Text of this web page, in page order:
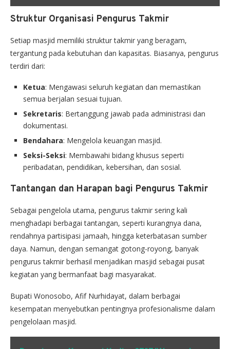
Struktur Organisasi Pengurus Takmir
Setiap masjid memiliki struktur takmir yang beragam,
tergantung pada kebutuhan dan kapasitas. Biasanya, pengurus
terdiri dari:
Ketua: Mengawasi seluruh kegiatan dan memastikan
semua berjalan sesuai tujuan.
Sekretaris: Bertanggung jawab pada administrasi dan
dokumentasi.
Bendahara: Mengelola keuangan masjid.
Seksi-Seksi: Membawahi bidang khusus seperti
peribadatan, pendidikan, kebersihan, dan sosial.
Tantangan dan Harapan bagi Pengurus Takmir
Sebagai pengelola utama, pengurus takmir sering kali
menghadapi berbagai tantangan, seperti kurangnya dana,
rendahnya partisipasi jamaah, hingga keterbatasan sumber
daya. Namun, dengan semangat gotong-royong, banyak
pengurus takmir berhasil menjadikan masjid sebagai pusat
kegiatan yang bermanfaat bagi masyarakat.
Bupati Wonosobo, Afif Nurhidayat, dalam berbagai
kesempatan menyebutkan pentingnya profesionalisme dalam
pengelolaan masjid.